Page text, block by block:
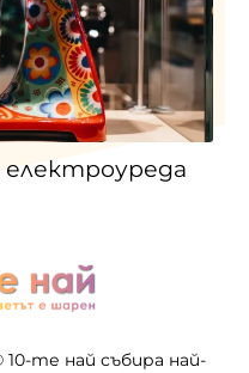
те най събира най-